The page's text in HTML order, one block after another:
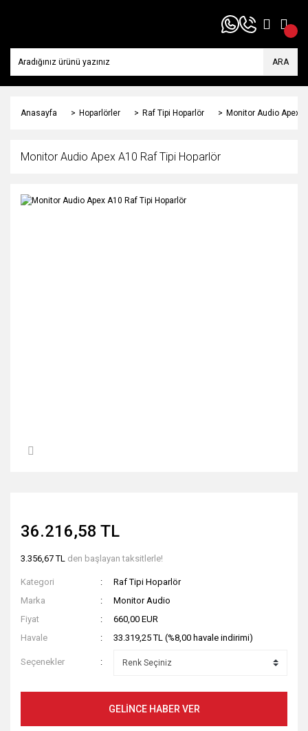
ARA
Anasayfa Hoparlörler Raf Tipi Hoparlör Monitor Audio Apex
Monitor Audio Apex A10 Raf Tipi Hoparlör
36.216,58 TL
3.356,67 TL den başlayan taksitlerle!
Kategori
Raf Tipi Hoparlör
Marka
Monitor Audio
Fiyat
660,00 EUR
Havale
33.319,25 TL (%8,00 havale indirimi)
Seçenekler
GELİNCE HABER VER